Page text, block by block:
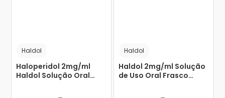
Haldol
Haloperidol 2mg/ml
Haldol Solução Oral
Haldol
Haldol 2mg/ml Solução
de Uso Oral Frasco